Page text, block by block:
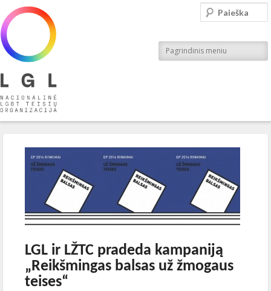
Nacionalinė LGBT teisių organizacija
Pagrindinis meniu
Paieška
LGL ir LŽTC pradeda kampaniją
„Reikšmingas balsas už žmogaus
teises“